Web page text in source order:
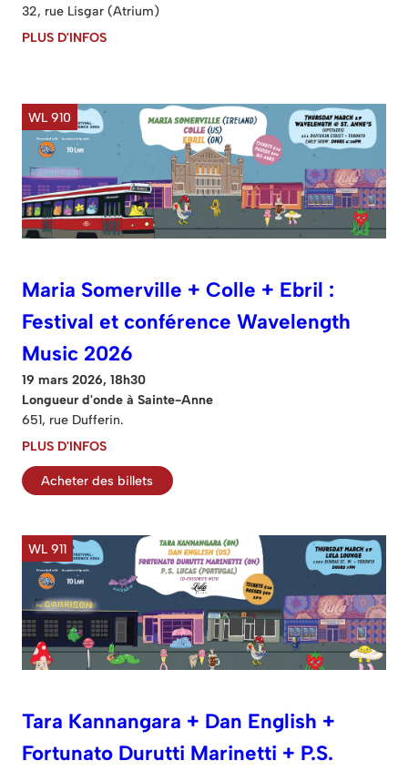
32, rue Lisgar (Atrium)
PLUS D'INFOS
WL 910
Maria Somerville + Colle + Ebril :
Festival et conférence Wavelength
Music 2026
19 mars 2026, 18h30
Longueur d'onde à Sainte-Anne
651, rue Dufferin.
PLUS D'INFOS
Acheter des billets
WL 911
Tara Kannangara + Dan English +
Fortunato Durutti Marinetti + P.S.